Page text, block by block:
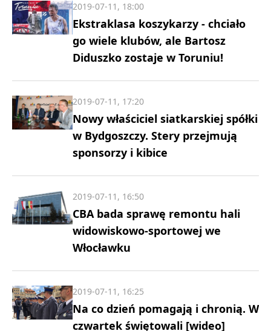
Ekstraklasa koszykarzy - chciało
go wiele klubów, ale Bartosz
Diduszko zostaje w Toruniu!
2019-07-11, 18:00
Nowy właściciel siatkarskiej spółki
w Bydgoszczy. Stery przejmują
sponsorzy i kibice
2019-07-11, 17:20
CBA bada sprawę remontu hali
widowiskowo-sportowej we
Włocławku
2019-07-11, 16:50
Na co dzień pomagają i chronią. W
czwartek świętowali [wideo]
2019-07-11, 16:25